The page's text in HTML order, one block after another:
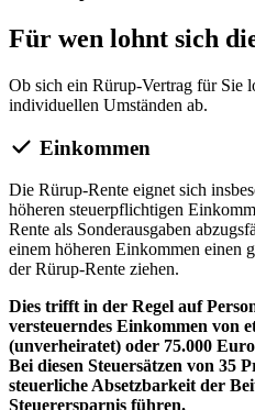
Für wen lohnt sich
Ob sich ein Rürup-Vertrag für Sie
individuellen Umständen ab.
Einkommen
Die Rürup-Rente eignet sich
höheren steuerpflichtigen
Rente als Sonderausgaben
einem höheren Einkommen einen
der Rürup-Rente ziehen.
Dies trifft in der Regel auf
versteuerndes Einkommen von
(unverheiratet) oder 75.000
Bei diesen Steuersätzen von 35
steuerliche Absetzbarkeit der
Steuerersparnis führen.